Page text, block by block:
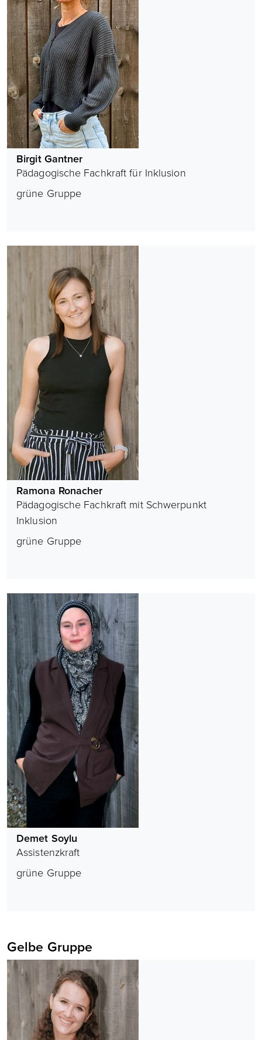
Birgit Gantner
Pädagogische Fachkraft für Inklusion
grüne Gruppe
Ramona Ronacher
Pädagogische Fachkraft mit Schwerpunkt
Inklusion
grüne Gruppe
Demet Soylu
Assistenzkraft
grüne Gruppe
Gelbe Gruppe